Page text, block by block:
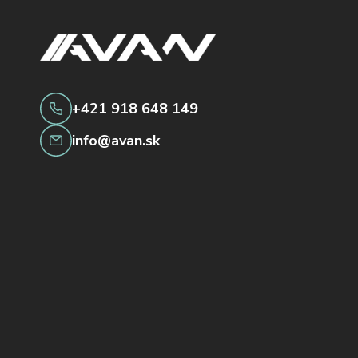
+421 918 648 149
info@avan.sk